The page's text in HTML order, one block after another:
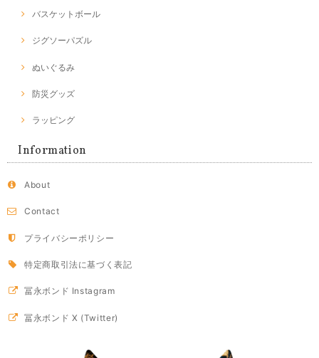
バスケットボール
ジグソーパズル
ぬいぐるみ
防災グッズ
ラッピング
Information
About
Contact
プライバシーポリシー
特定商取引法に基づく表記
冨永ボンド Instagram
冨永ボンド X (Twitter)